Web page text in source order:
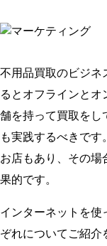
不用品買取のビジネ
るとオフラインと
舗を持って買取をし
も実践するべきです
お店もあり、その場
果的です。
インターネットを
ぞれについてご紹介